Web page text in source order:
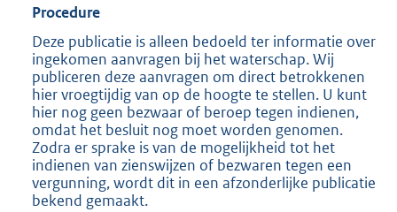
Procedure
Deze publicatie is alleen bedoeld ter informatie over
ingekomen aanvragen bij het waterschap. Wij
publiceren deze aanvragen om direct betrokkenen
hier vroegtijdig van op de hoogte te stellen. U kunt
hier nog geen bezwaar of beroep tegen indienen,
omdat het besluit nog moet worden genomen.
Zodra er sprake is van de mogelijkheid tot het
indienen van zienswijzen of bezwaren tegen een
vergunning, wordt dit in een afzonderlijke publicatie
bekend gemaakt.